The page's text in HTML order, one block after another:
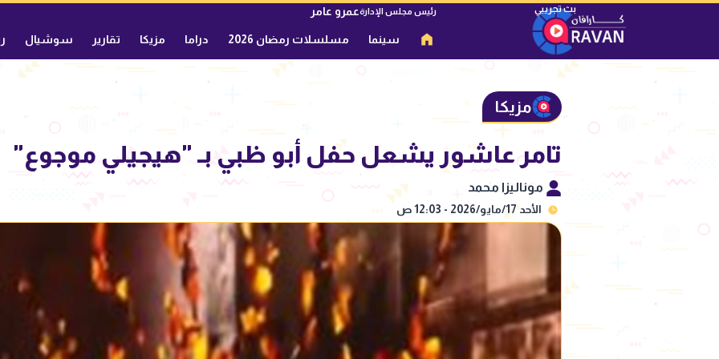
رئيس مجلس الإدارةعمرو عامر
سينما مسلسلات رمضان 2026 دراما مزيكا تقارير سوشيال
مزيكا
تامر عاشور يشعل حفل أبو ظبي بـ "هيجيلي موجوع"
موناليزا محمد
الأحد 17/مايو/2026 - 12:03 ص